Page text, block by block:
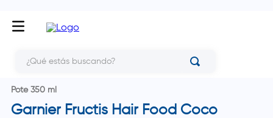
Pote 350 ml
Garnier Fructis Hair Food Coco